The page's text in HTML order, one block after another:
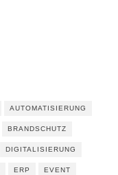
AUTOMATISIERUNG
BRANDSCHUTZ
DIGITALISIERUNG
ERP EVENT